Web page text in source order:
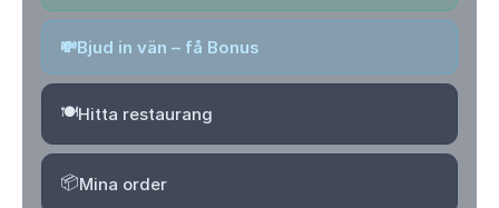
💸Bjud in vän – få Bonus
🍽️Hitta restaurang
📦Mina order